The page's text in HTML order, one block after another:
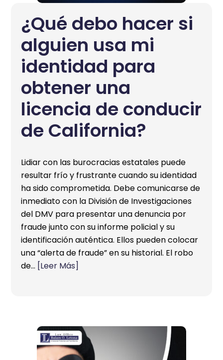
¿Qué debo hacer si
alguien usa mi
identidad para
obtener una
licencia de conducir
de California?
Lidiar con las burocracias estatales puede
resultar frío y frustrante cuando su identidad
ha sido comprometida. Debe comunicarse de
inmediato con la División de Investigaciones
del DMV para presentar una denuncia por
fraude junto con su informe policial y su
identificación auténtica. Ellos pueden colocar
una “alerta de fraude” en su historial. El robo
de… [Leer Más]